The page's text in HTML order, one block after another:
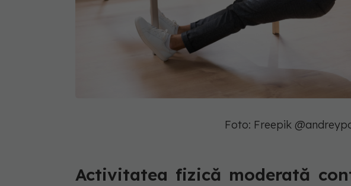
Foto: Freepik
Activitatea fizică moderată